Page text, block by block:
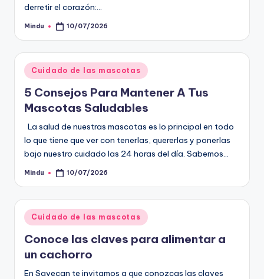
derretir el corazón:…
Publicado
Mindu 10/07/2026
Publicado
en
Cuidado de las mascotas
5 Consejos Para Mantener A Tus
Mascotas Saludables
La salud de nuestras mascotas es lo principal en todo
lo que tiene que ver con tenerlas, quererlas y ponerlas
bajo nuestro cuidado las 24 horas del día. Sabemos…
Publicado
Mindu 10/07/2026
Publicado
en
Cuidado de las mascotas
Conoce las claves para alimentar a
un cachorro
En Savecan te invitamos a que conozcas las claves